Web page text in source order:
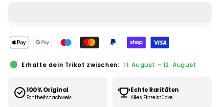
Erhalte dein Trikot zwischen: 11. August – 12. August
100% Original
Echtheitsnachweis
Echte Raritäten
Alles Einzelstücke